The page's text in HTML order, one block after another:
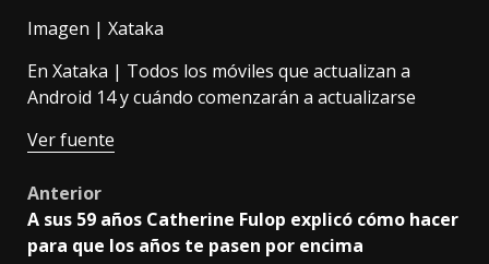
Imagen | Xataka
En Xataka | Todos los móviles que actualizan a
Android 14 y cuándo comenzarán a actualizarse
Ver fuente
Post
navigation
Anterior
A sus 59 años Catherine Fulop explicó cómo hacer
para que los años te pasen por encima